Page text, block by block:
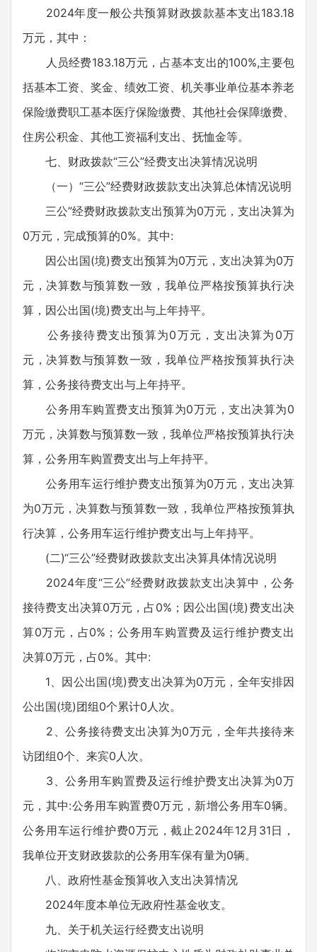
2024年度一般公共预算财政拨款基本支出183.18
万元，其中：
人员经费183.18万元，占基本支出的100%,主要包
括基本工资、奖金、绩效工资、机关事业单位基本养老
保险缴费职工基本医疗保险缴费、其他社会保障缴费、
住房公积金、其他工资福利支出、抚恤金等。
七、财政拨款“三公”经费支出决算情况说明
（一）“三公”经费财政拨款支出决算总体情况说明
三公”经费财政拨款支出预算为0万元，支出决算为
0万元，完成预算的0%。其中:
因公出国(境)费支出预算为0万元，支出决算为0万
元，决算数与预算数一致，我单位严格按预算执行决
算，因公出国(境)费支出与上年持平。
公务接待费支出预算为0万元，支出决算为0万
元，决算数与预算数一致，我单位严格按预算执行决
算，公务接待费支出与上年持平。
公务用车购置费支出预算为0万元，支出决算为0
万元，决算数与预算数一致，我单位严格按预算执行决
算，公务用车购置费支出与上年持平。
公务用车运行维护费支出预算为0万元，支出决算
为0万元，决算数与预算数一致，我单位严格按预算执
行决算，公务用车运行维护费支出与上年持平。
(二)“三公”经费财政拨款支出决算具体情况说明
2024年度“三公”经费财政拨款支出决算中，公务
接待费支出决算0万元，占0%；因公出国(境)费支出决
算0万元，占0%；公务用车购置费及运行维护费支出
决算0万元，占0%。其中:
1、因公出国(境)费支出决算为0万元，全年安排因
公出国(境)团组0个累计0人次。
2、公务接待费支出决算为0万元，全年共接待来
访团组0个、来宾0人次。
3、公务用车购置费及运行维护费支出决算为0万
元，其中:公务用车购置费0万元，新增公务用车0辆。
公务用车运行维护费0万元，截止2024年12月31日，
我单位开支财政拨款的公务用车保有量为0辆。
八、政府性基金预算收入支出决算情况
2024年度本单位无政府性基金收支。
九、关于机关运行经费支出说明